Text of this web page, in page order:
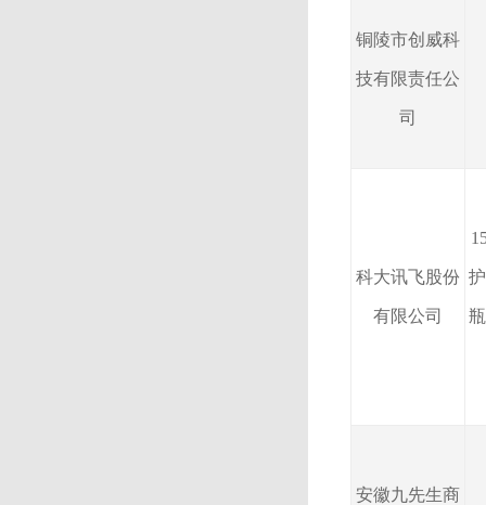
铜陵市创威科
技有限责任公
司
科大讯飞股份
有限公司
安徽九先生商